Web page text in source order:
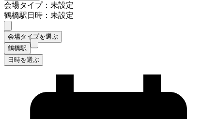
会場タイプ：未設定
鶴橋駅日時：未設定
会場タイプを選ぶ
鶴橋駅
日時を選ぶ